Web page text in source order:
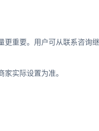
重要。用户可从联系咨询
实际设置为准。